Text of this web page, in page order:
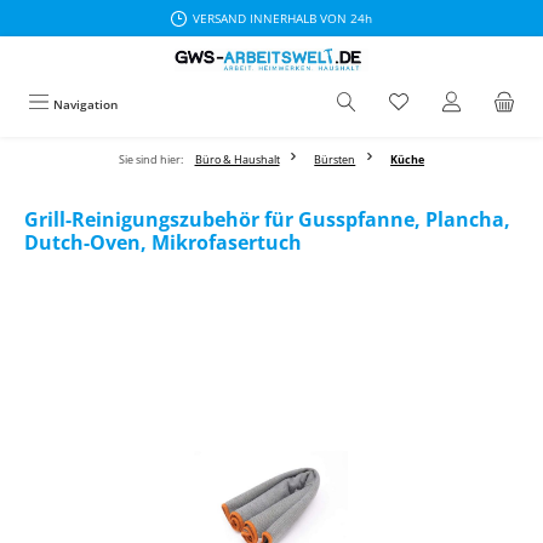
VERSAND INNERHALB VON 24h
Navigation
Sie sind hier: Büro & Haushalt Bürsten Küche
Grill-Reinigungszubehör für Gusspfanne, Plancha,
Dutch-Oven, Mikrofasertuch